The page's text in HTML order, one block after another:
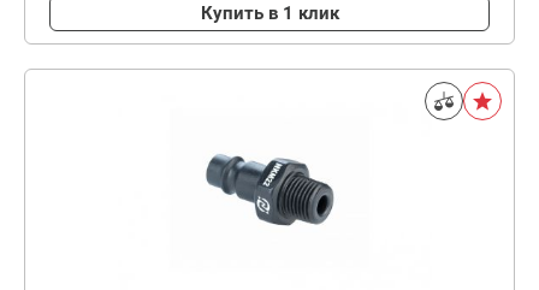
Купить в 1 клик